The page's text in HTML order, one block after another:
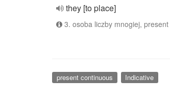
they [to place]
3. osoba liczby mnogiej,
present continuous Indicative